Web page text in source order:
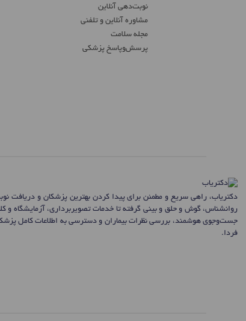
نوبت‌دهی آنلاین
مشاوره آنلاین و تلفنی
مجله سلامت
پرسش‌و‌پاسخ پزشکی
دکتریاب، راهی سریع و مطمئن برای پیدا کردن بهترین پزشکان و دریافت
روانشناس، گوش و حلق و بینی گرفته تا خدمات تصویربرداری، آزمایشگاه
جست‌وجوی هوشمند، بررسی نظرات بیماران و دسترسی به اطلاعات کامل
فردا.